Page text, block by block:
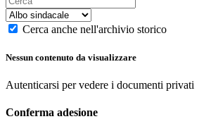
Cerca anche nell'archivio storico
Nessun contenuto da visualizzare
Autenticarsi per vedere i documenti privati
Conferma adesione